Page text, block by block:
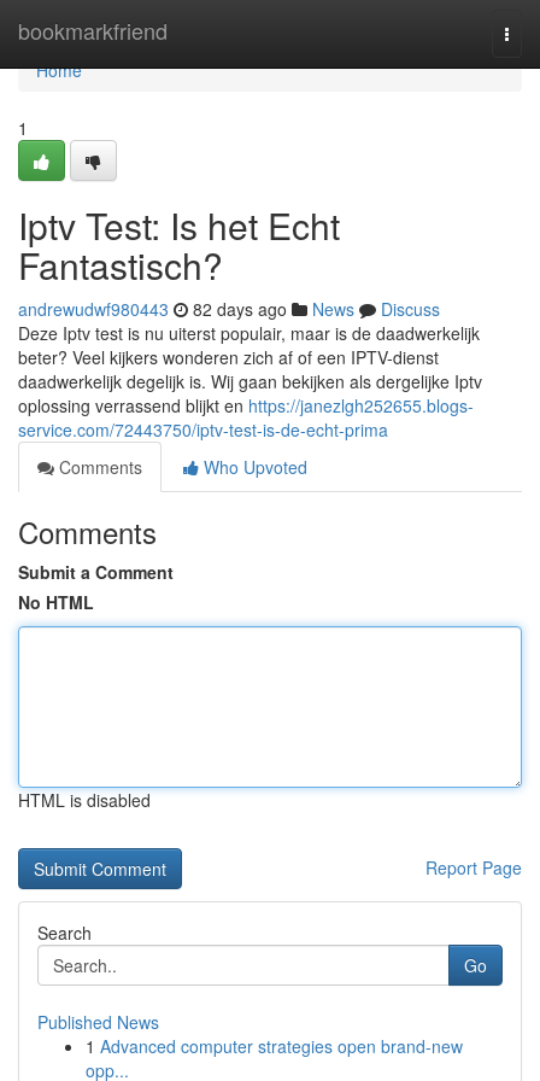
bookmarkfriend
Home
Home
1
Iptv Test: Is het Echt
Fantastisch?
andrewudwf980443 82 days ago News
Discuss
Deze Iptv test is nu uiterst populair, maar is de daadwerkelijk
beter? Veel kijkers wonderen zich af of een IPTV-dienst
daadwerkelijk degelijk is. Wij gaan bekijken als dergelijke Iptv
oplossing verrassend blijkt en https://janezlgh252655.blogs-
service.com/72443750/iptv-test-is-de-echt-prima
Comments
Who Upvoted
Comments
Submit a Comment
No HTML
HTML is disabled
Report Page
Search
Go
Published News
1 Advanced computer strategies open brand-new
opp...